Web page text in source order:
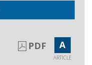
PDF A
ARTICLE